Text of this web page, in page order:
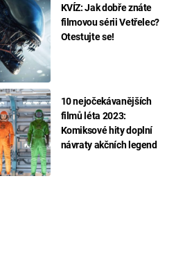
KVÍZ: Jak dobře znáte
filmovou sérii Vetřelec?
Otestujte se!
10 nejočekávanějších
filmů léta 2023:
Komiksové hity doplní
návraty akčních legend